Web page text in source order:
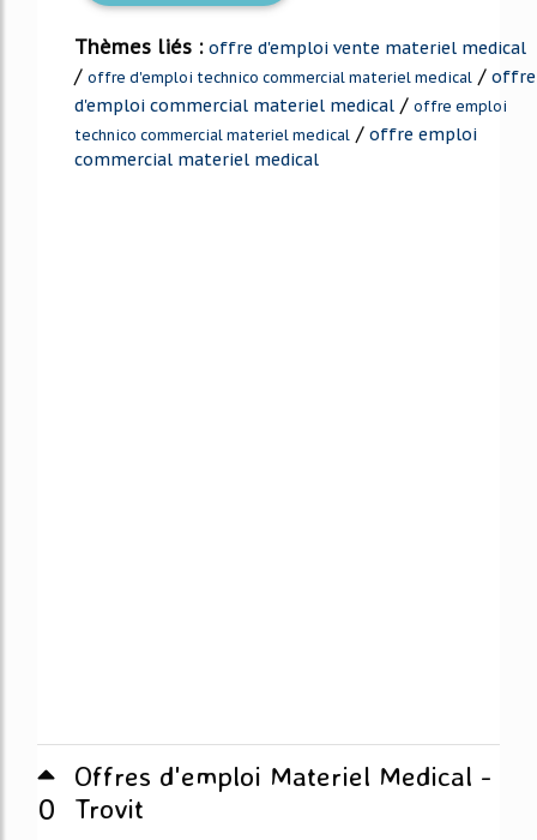
Thèmes liés : offre d'emploi vente materiel medical
/ offre d'emploi technico commercial materiel medical / offre
d'emploi commercial materiel medical / offre emploi
technico commercial materiel medical / offre emploi
commercial materiel medical
0
Offres d'emploi Materiel Medical -
Trovit